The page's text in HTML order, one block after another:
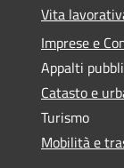
Vita
Imprese e
Appalti
Catasto e
Turismo
Mobilità e